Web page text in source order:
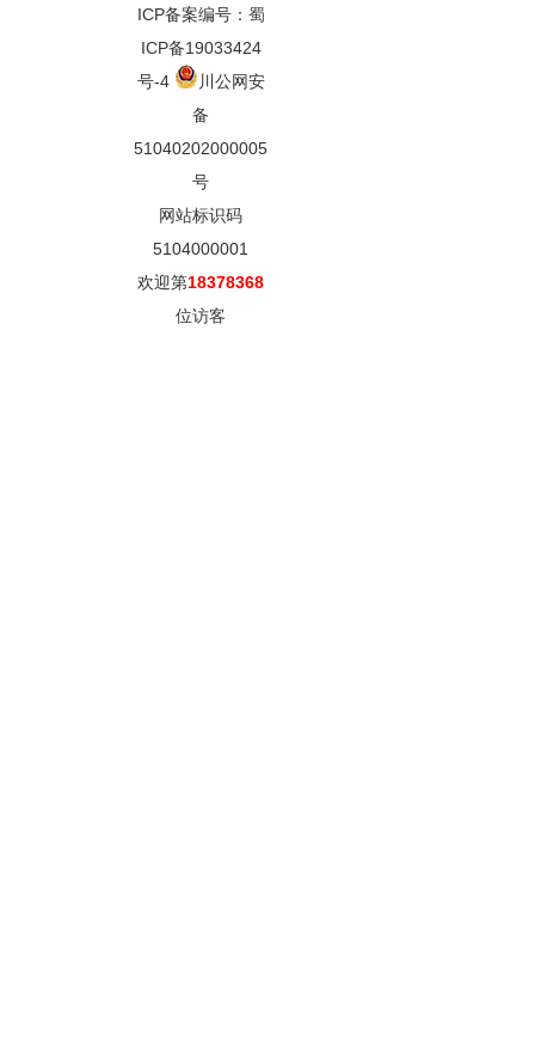
ICP备案编号：蜀
ICP备19033424
号-4
川公网安
备
51040202000005
号
网站标识码
5104000001
欢迎第18378368
位访客